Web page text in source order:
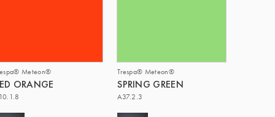
Meteon®
ORANGE
Trespa® Meteon®
SPRING GREEN
A37.2.3